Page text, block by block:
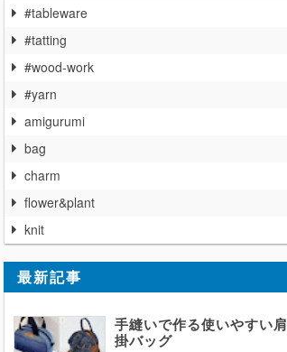
#tableware
#tatting
#wood-work
#yarn
amigurumi
bag
charm
flower&plant
knit
最新記事
手縫いで作る使いやすい肩
掛バッグ